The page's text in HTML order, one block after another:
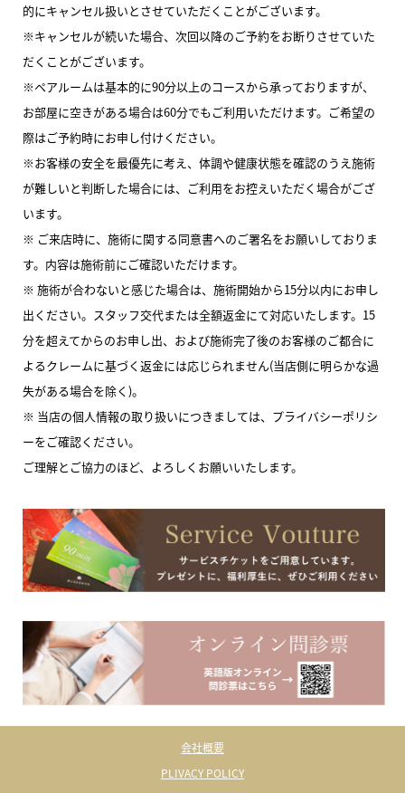
的にキャンセル扱いとさせていただくことがございます。
※キャンセルが続いた場合、次回以降のご予約をお断りさせていた
だくことがございます。
※ペアルームは基本的に90分以上のコースから承っておりますが、
お部屋に空きがある場合は60分でもご利用いただけます。ご希望の
際はご予約時にお申し付けください。
※お客様の安全を最優先に考え、体調や健康状態を確認のうえ施術
が難しいと判断した場合には、ご利用をお控えいただく場合がござ
います。
※ ご来店時に、施術に関する同意書へのご署名をお願いしておりま
す。内容は施術前にご確認いただけます。
※ 施術が合わないと感じた場合は、施術開始から15分以内にお申し
出ください。スタッフ交代または全額返金にて対応いたします。15
分を超えてからのお申し出、および施術完了後のお客様のご都合に
よるクレームに基づく返金には応じられません(当店側に明らかな過
失がある場合を除く)。
※ 当店の個人情報の取り扱いにつきましては、プライバシーポリシ
ーをご確認ください。
ご理解とご協力のほど、よろしくお願いいたします。
会社概要
PLIVACY POLICY